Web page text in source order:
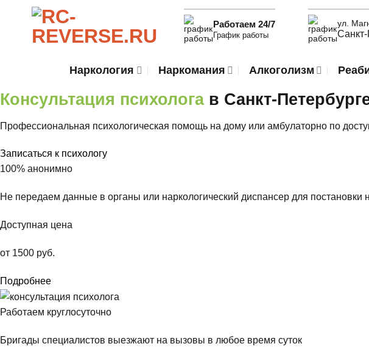
Работаем 24/7
График работы
ул.
Санкт-
Наркология Наркомания Алкоголизм
Консультация психолога в Санкт-
Профессиональная психологическая помощь на дому или амбулаторно по
Записаться к психологу
100% анонимно
Не передаем данные в органы или наркологический диспансер для постановки
Доступная цена
от 1500 руб.
Подробнее
Работаем круглосуточно
Бригады специалистов выезжают на вызовы в любое время суток